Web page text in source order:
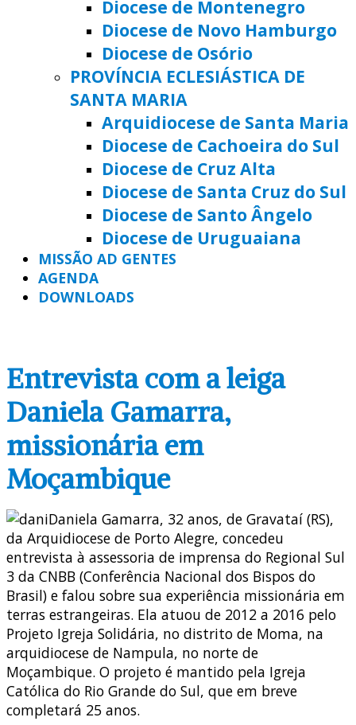
Diocese de Montenegro
Diocese de Novo Hamburgo
Diocese de Osório
PROVÍNCIA ECLESIÁSTICA DE
SANTA MARIA
Arquidiocese de Santa Maria
Diocese de Cachoeira do Sul
Diocese de Cruz Alta
Diocese de Santa Cruz do Sul
Diocese de Santo Ângelo
Diocese de Uruguaiana
MISSÃO AD GENTES
AGENDA
DOWNLOADS
Entrevista com a leiga
Daniela Gamarra,
missionária em
Moçambique
Daniela Gamarra, 32 anos, de Gravataí (RS),
da Arquidiocese de Porto Alegre, concedeu
entrevista à assessoria de imprensa do Regional Sul
3 da CNBB (Conferência Nacional dos Bispos do
Brasil) e falou sobre sua experiência missionária em
terras estrangeiras. Ela atuou de 2012 a 2016 pelo
Projeto Igreja Solidária, no distrito de Moma, na
arquidiocese de Nampula, no norte de
Moçambique. O projeto é mantido pela Igreja
Católica do Rio Grande do Sul, que em breve
completará 25 anos.